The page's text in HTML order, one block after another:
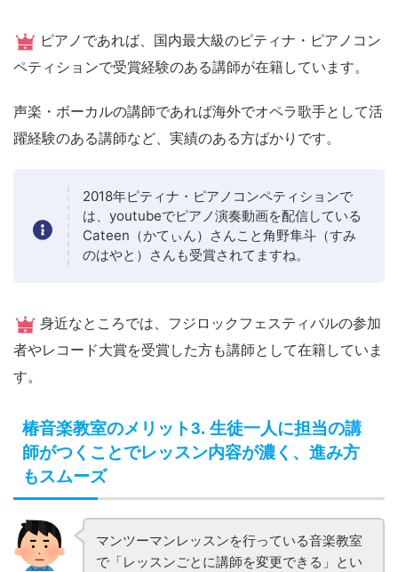
ピアノであれば、国内最大級のピティナ・ピアノコン
ペティションで受賞経験のある講師が在籍しています。
声楽・ボーカルの講師であれば海外でオペラ歌手として活
躍経験のある講師など、実績のある方ばかりです。
2018年ピティナ・ピアノコンペティションで
は、youtubeでピアノ演奏動画を配信している
Cateen（かてぃん）さんこと角野隼斗（すみ
のはやと）さんも受賞されてますね。
身近なところでは、フジロックフェスティバルの参加
者やレコード大賞を受賞した方も講師として在籍していま
す。
椿音楽教室のメリット3. 生徒一人に担当の講
師がつくことでレッスン内容が濃く、進み方
もスムーズ
マンツーマンレッスンを行っている音楽教室
で「レッスンごとに講師を変更できる」とい